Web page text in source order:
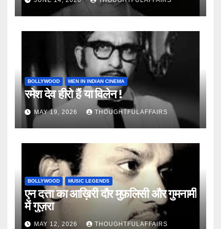
BOLLYWOOD MEN IN INDIAN CINEMA
रमेश देव हीरो हैं या विलेन !
MAY 19, 2026 THOUGHTFULAFFAIRS
BOLLYWOOD MUSIC LEGENDS
एन दत्ता का आख़िरी दौर मुफ़लिसी और गुमनामी
में गुज़रा
MAY 12, 2026 THOUGHTFULAFFAIRS